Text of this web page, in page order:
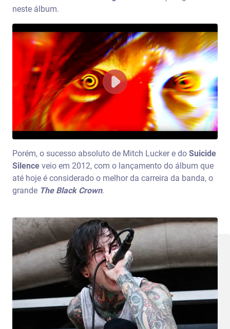
neste álbum.
Porém, o sucesso absoluto de Mitch Lucker e do Suicide
Silence veio em 2012, com o lançamento do álbum que
até hoje é considerado o melhor da carreira da banda, o
grande The Black Crown.